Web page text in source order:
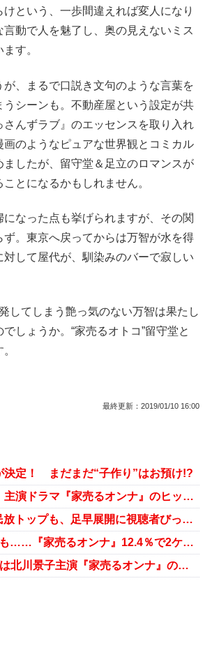
という、一歩間違えれば変人になり
動で人を魅了し、奥の見えないミス
す。
、まるで口説き文句のような言葉を
シーンも。不動産屋という設定が共
んずラブ』のエッセンスを取り入れ
のようなピュアな世界観とコミカル
したが、留守堂＆足立のロマンスが
とになるかもしれません。
なった点も挙げられますが、その関
。東京へ戻ってからは万智が水を得
して屋代が、馴染みのバーで寂しい
してしまう艶っ気のない万智は果たし
しょうか。“家売るオトコ”留守堂と
最終更新： 2019/01/10 16:00
決定！ まだまだ“子作り”はお預け!?
“新婚”北川景子、人気下落の不安を一掃！ 主演ドラマ『家売るオンナ』のヒットで評価上げる
北川景子『家売るオンナ』最終回13.0％で民放トップも、足早展開に視聴者びっくり「1話カットされた!?」
新婚・北川景子が仲村トオルとの“キスNG”も……『家売るオンナ』12.4％で2ケタ好調キープ！
今年も夏ドラマが苦戦中！ 2ケタ台キープは北川景子主演『家売るオンナ』のみ？